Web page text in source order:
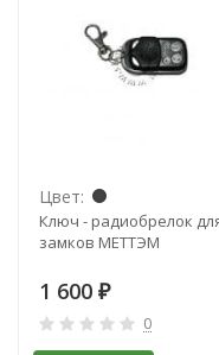
Цвет:
Ключ - радиобрелок
замков МЕТТЭМ
1 600 ₽
0